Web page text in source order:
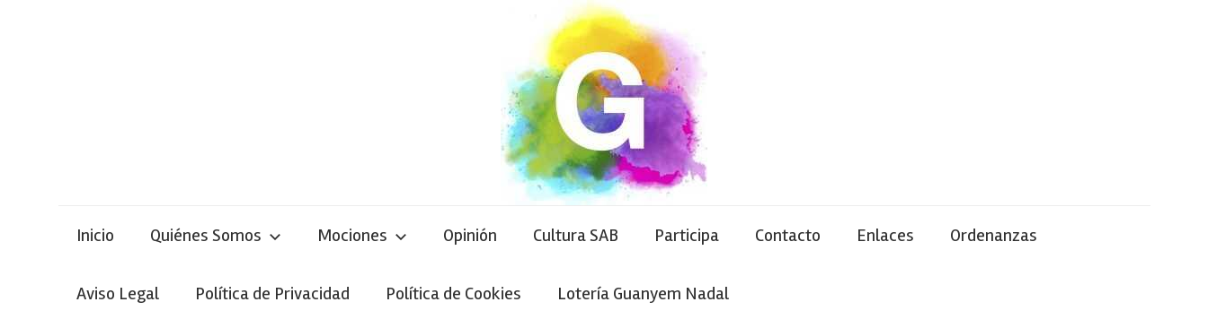
Inicio Quiénes Somos Mociones Opinión Cultura SAB Participa Contacto Enlaces Ordenanzas
Aviso Legal Política de Privacidad Política de Cookies Lotería Guanyem Nadal